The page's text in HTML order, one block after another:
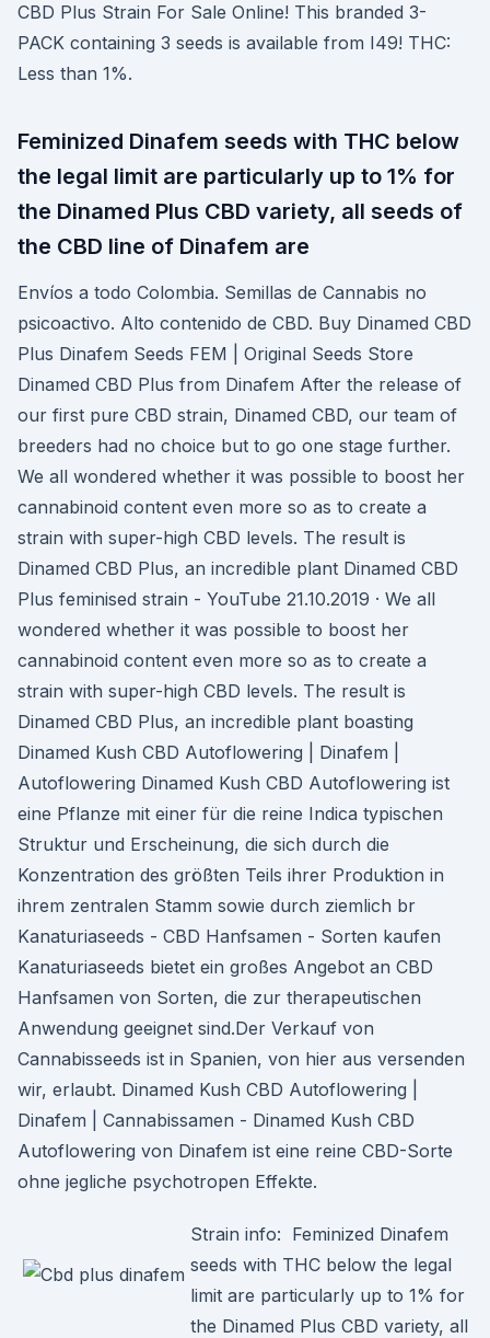
CBD Plus Strain For Sale Online! This branded 3-
PACK containing 3 seeds is available from I49! THC:
Less than 1%.
Feminized Dinafem seeds with THC below
the legal limit are particularly up to 1% for
the Dinamed Plus CBD variety, all seeds of
the CBD line of Dinafem are
Envíos a todo Colombia. Semillas de Cannabis no
psicoactivo. Alto contenido de CBD. Buy Dinamed CBD
Plus Dinafem Seeds FEM | Original Seeds Store
Dinamed CBD Plus from Dinafem After the release of
our first pure CBD strain, Dinamed CBD, our team of
breeders had no choice but to go one stage further.
We all wondered whether it was possible to boost her
cannabinoid content even more so as to create a
strain with super-high CBD levels. The result is
Dinamed CBD Plus, an incredible plant Dinamed CBD
Plus feminised strain - YouTube 21.10.2019 · We all
wondered whether it was possible to boost her
cannabinoid content even more so as to create a
strain with super-high CBD levels. The result is
Dinamed CBD Plus, an incredible plant boasting
Dinamed Kush CBD Autoflowering | Dinafem |
Autoflowering Dinamed Kush CBD Autoflowering ist
eine Pflanze mit einer für die reine Indica typischen
Struktur und Erscheinung, die sich durch die
Konzentration des größten Teils ihrer Produktion in
ihrem zentralen Stamm sowie durch ziemlich br
Kanaturiaseeds - CBD Hanfsamen - Sorten kaufen
Kanaturiaseeds bietet ein großes Angebot an CBD
Hanfsamen von Sorten, die zur therapeutischen
Anwendung geeignet sind.Der Verkauf von
Cannabisseeds ist in Spanien, von hier aus versenden
wir, erlaubt. Dinamed Kush CBD Autoflowering |
Dinafem | Cannabissamen - Dinamed Kush CBD
Autoflowering von Dinafem ist eine reine CBD-Sorte
ohne jegliche psychotropen Effekte.
Strain info: Feminized Dinafem
seeds with THC below the legal
limit are particularly up to 1% for
the Dinamed Plus CBD variety, all